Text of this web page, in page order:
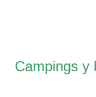
Campings y